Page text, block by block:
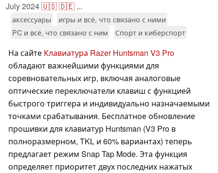
July 2024🇺🇸🇩🇪 ...
аксессуары
игры и всё, что связано с ними
PC и всё, что связано с ним
Спорт и киберспорт
На сайте Клавиатура Razer Huntsman V3 Pro
обладают важнейшими функциями для
соревновательных игр, включая аналоговые
оптические переключатели клавиш с функцией
быстрого триггера и индивидуально назначаемыми
точками срабатывания. Бесплатное обновление
прошивки для клавиатур Huntsman (V3 Pro в
полноразмерном, TKL и 60% вариантах) теперь
предлагает режим Snap Tap Mode. Эта функция
определяет приоритет двух последних нажатых